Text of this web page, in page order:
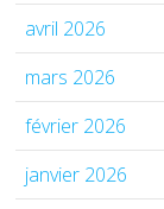
avril 2026
mars 2026
février 2026
janvier 2026